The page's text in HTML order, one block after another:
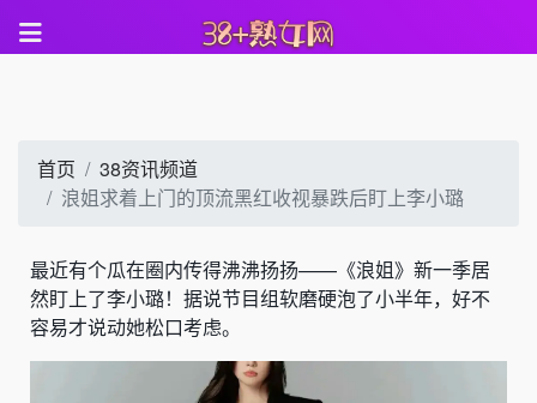
首页
38资讯频道
浪姐求着上门的顶流黑红收视暴跌后盯上李小璐
最近有个瓜在圈内传得沸沸扬扬——《浪姐》新一季居
然盯上了李小璐！据说节目组软磨硬泡了小半年，好不
容易才说动她松口考虑。